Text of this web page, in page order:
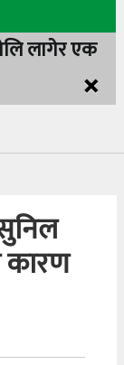
लागेर एक
×
कारण